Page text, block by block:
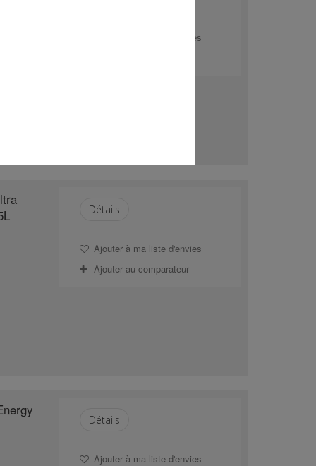
Ajouter à ma liste d'envies
Détails
Ajouter à ma liste d'envies
Ajouter au comparateur
Détails
Ajouter à ma liste d'envies